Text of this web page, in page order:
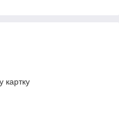
картку